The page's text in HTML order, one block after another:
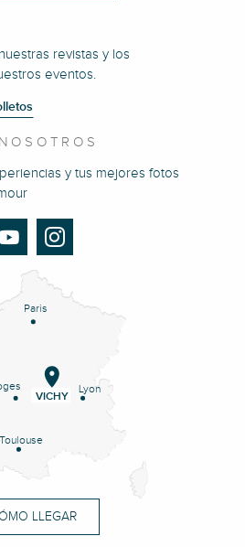
revistas y los
eventos.
y tus mejores fotos
Paris
Lyon
Toulouse
VICHY
LLEGAR